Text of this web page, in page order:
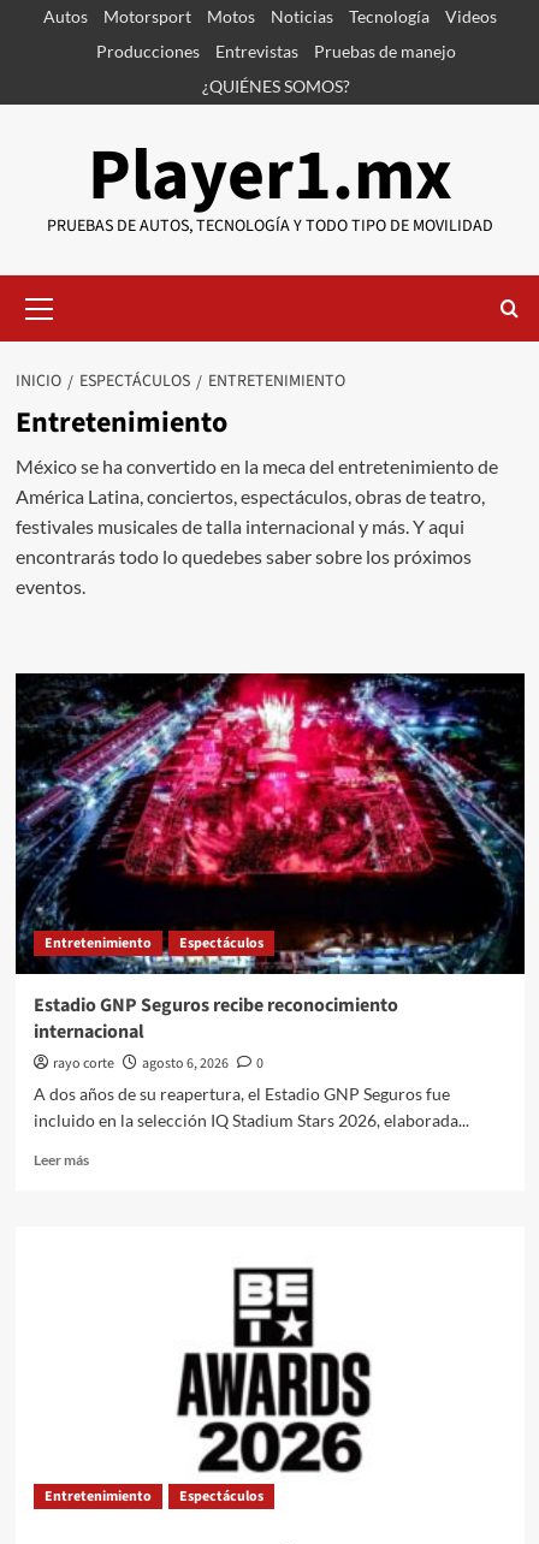
SaltarAutos Motorsport Motos Noticias Tecnología
Videos
Producciones
Entrevistas
Pruebas de manejo
¿QUIÉNES SOMOS?
Player1.mx
PRUEBAS DE AUTOS, TECNOLOGÍA Y TODO TIPO DE MOVILIDAD
primario
INICIO ESPECTÁCULOS ENTRETENIMIENTO
Entretenimiento
México se ha convertido en la meca del entretenimiento de
América Latina, conciertos, espectáculos, obras de teatro,
festivales musicales de talla internacional y más. Y aqui
encontrarás todo lo quedebes saber sobre los próximos
eventos.
Entretenimiento Espectáculos
Estadio GNP Seguros recibe reconocimiento
internacional
rayo corte agosto 6, 2026
0
A dos años de su reapertura, el Estadio GNP Seguros fue
incluido en la selección IQ Stadium Stars 2026, elaborada...
Leer másLeer
Entretenimiento Espectáculos